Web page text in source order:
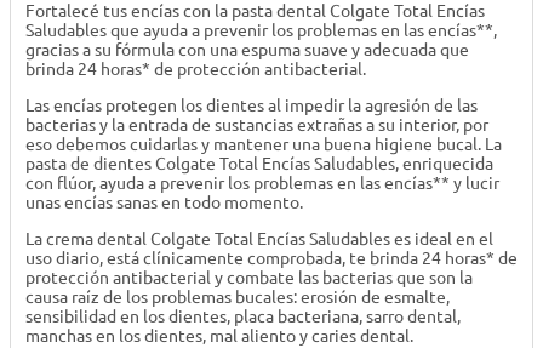
Fortalecé tus encías con la pasta dental Colgate Total Encías
Saludables que ayuda a prevenir los problemas en las encías**,
gracias a su fórmula con una espuma suave y adecuada que
brinda 24 horas* de protección antibacterial.
Las encías protegen los dientes al impedir la agresión de las
bacterias y la entrada de sustancias extrañas a su interior, por
eso debemos cuidarlas y mantener una buena higiene bucal. La
pasta de dientes Colgate Total Encías Saludables, enriquecida
con flúor, ayuda a prevenir los problemas en las encías** y lucir
unas encías sanas en todo momento.
La crema dental Colgate Total Encías Saludables es ideal en el
uso diario, está clínicamente comprobada, te brinda 24 horas* de
protección antibacterial y combate las bacterias que son la
causa raíz de los problemas bucales: erosión de esmalte,
sensibilidad en los dientes, placa bacteriana, sarro dental,
manchas en los dientes, mal aliento y caries dental.